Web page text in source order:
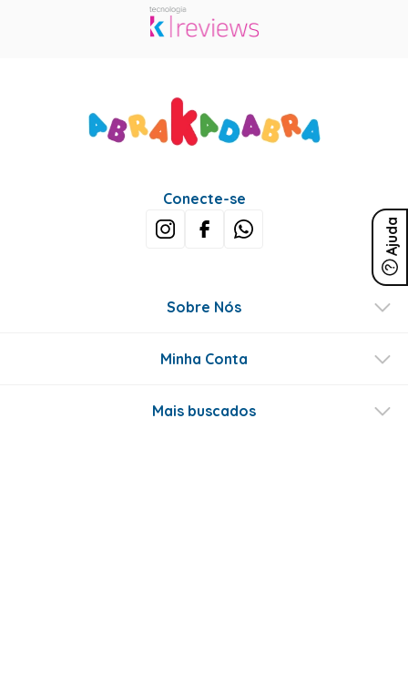
Ajuda
Conecte-se
Sobre Nós
Minha Conta
Mais buscados